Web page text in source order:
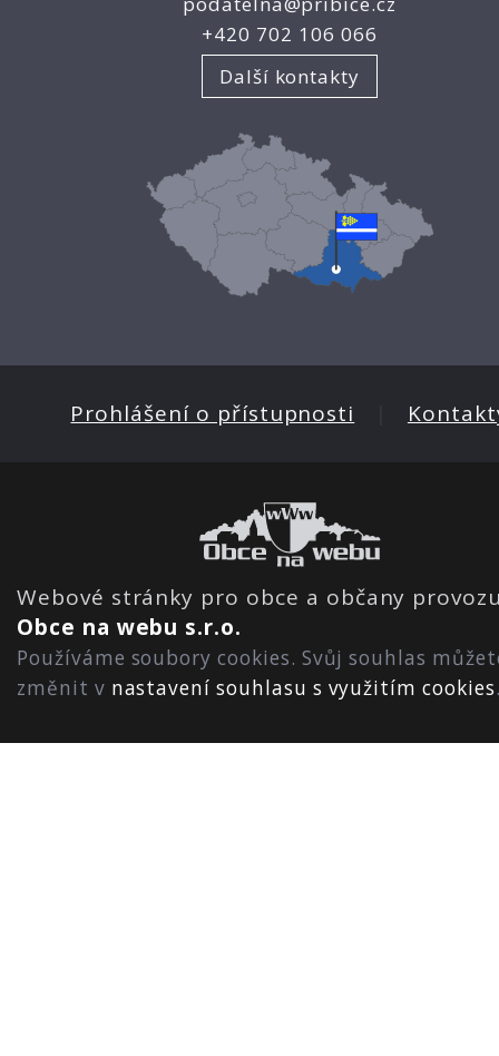
+420 702 106 066
Další kontakty
Prohlášení o přístupnosti
Webové stránky pro obce a občany
Obce na webu s.r.o.
Používáme soubory cookies. Svůj souhlas
změnit v nastavení souhlasu s využitím cookies